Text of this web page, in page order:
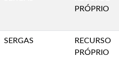
PRÓPRIO
SERGAS
RECURSO
PRÓPRIO